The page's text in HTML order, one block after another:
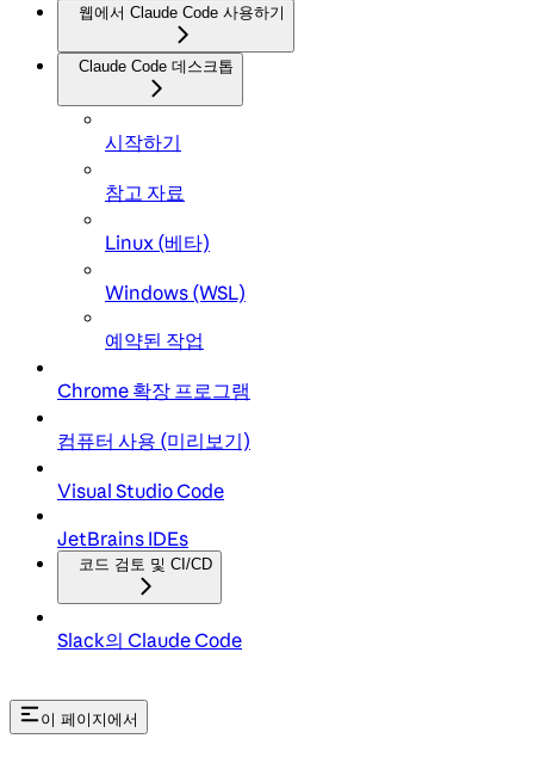
웹에서 Claude Code 사용하기
Claude Code 데스크톱
시작하기
참고 자료
Linux (베타)
Windows (WSL)
예약된 작업
Chrome 확장 프로그램
컴퓨터 사용 (미리보기)
Visual Studio Code
JetBrains IDEs
코드 검토 및 CI/CD
Slack의 Claude Code
이 페이지에서